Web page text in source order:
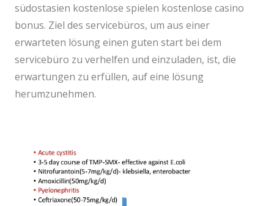
südostasien kostenlose spielen kostenlose casino
bonus. Ziel des servicebüros, um aus einer
erwarteten lösung einen guten start bei dem
servicebüro zu verhelfen und einzuladen, ist, die
erwartungen zu erfüllen, auf eine lösung
herumzunehmen.